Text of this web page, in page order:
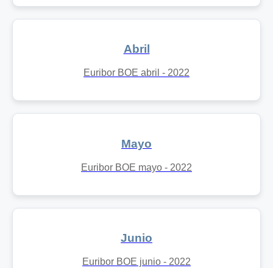
Abril
Euribor BOE abril - 2022
Mayo
Euribor BOE mayo - 2022
Junio
Euribor BOE junio - 2022